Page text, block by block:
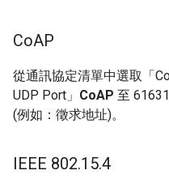
CoAP
從通訊協定清單中選取「
UDP Port」 CoAP 至
(例如：徵求地址)。
IEEE 802.15.4